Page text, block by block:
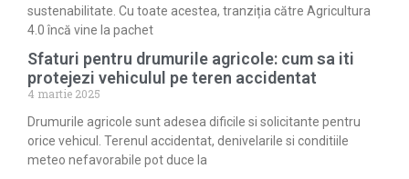
sustenabilitate. Cu toate acestea, tranziția către Agricultura
4.0 încă vine la pachet
Sfaturi pentru drumurile agricole: cum sa iti
protejezi vehiculul pe teren accidentat
4 martie 2025
Drumurile agricole sunt adesea dificile si solicitante pentru
orice vehicul. Terenul accidentat, denivelarile si conditiile
meteo nefavorabile pot duce la